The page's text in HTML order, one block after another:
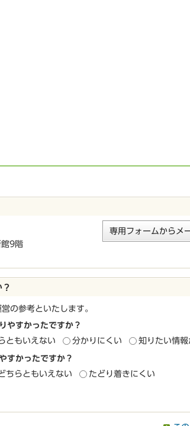
9階
専用フォームからメ
の参考といたします。
やすかったですか？
ともいえない 分かりにくい 知りたい情報
すかったですか？
ちらともいえない たどり着きにくい